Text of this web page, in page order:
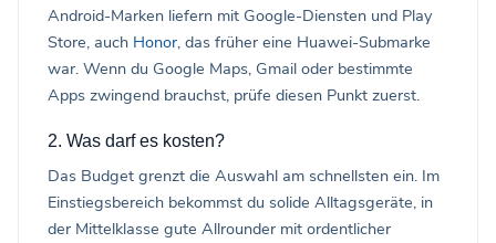
Android-Marken liefern mit Google-Diensten und Play
Store, auch Honor, das früher eine Huawei-Submarke
war. Wenn du Google Maps, Gmail oder bestimmte
Apps zwingend brauchst, prüfe diesen Punkt zuerst.
2. Was darf es kosten?
Das Budget grenzt die Auswahl am schnellsten ein. Im
Einstiegsbereich bekommst du solide Alltagsgeräte, in
der Mittelklasse gute Allrounder mit ordentlicher